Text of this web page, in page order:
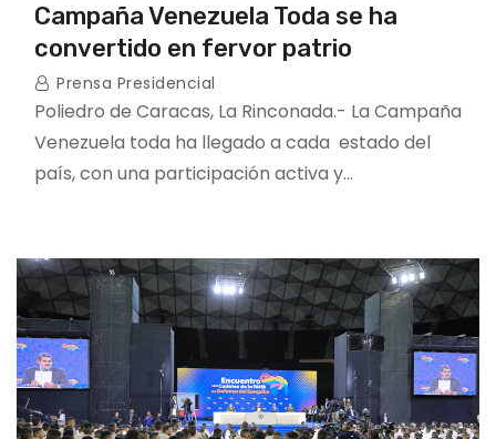
Campaña Venezuela Toda se ha
convertido en fervor patrio
Prensa Presidencial
Poliedro de Caracas, La Rinconada.- La Campaña
Venezuela toda ha llegado a cada estado del
país, con una participación activa y…